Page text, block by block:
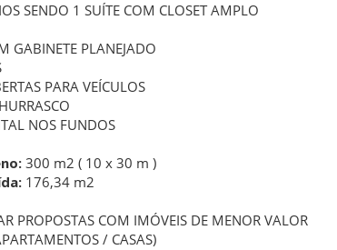
SENDO 1 SUÍTE COM CLOSET AMPLO
GABINETE PLANEJADO
PARA VEÍCULOS
NOS FUNDOS
300 m2 ( 10 x 30 m )
176,34 m2
PROPOSTAS COM IMÓVEIS DE MENOR VALOR
/ CASAS)